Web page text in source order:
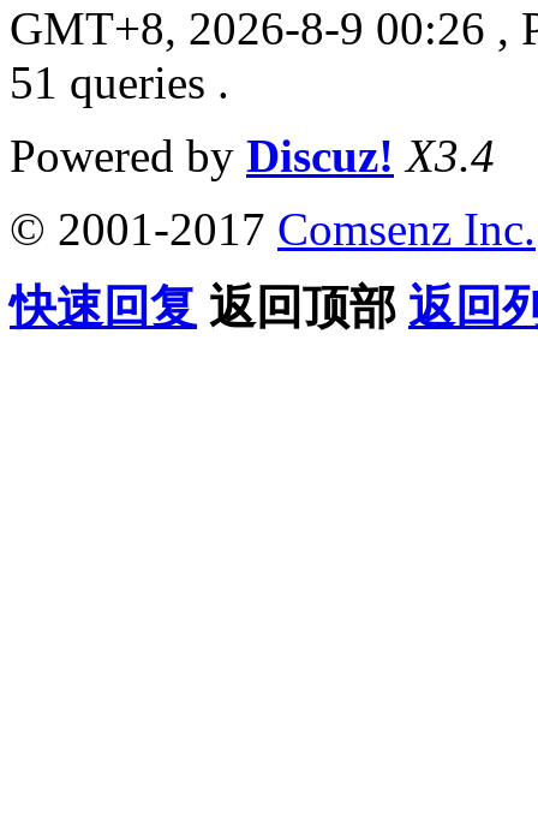
GMT+8, 2026-8-9 00:26 ,
51 queries .
Powered by Discuz! X3.4
© 2001-2017 Comsenz Inc.
快速回复 返回顶部 返回